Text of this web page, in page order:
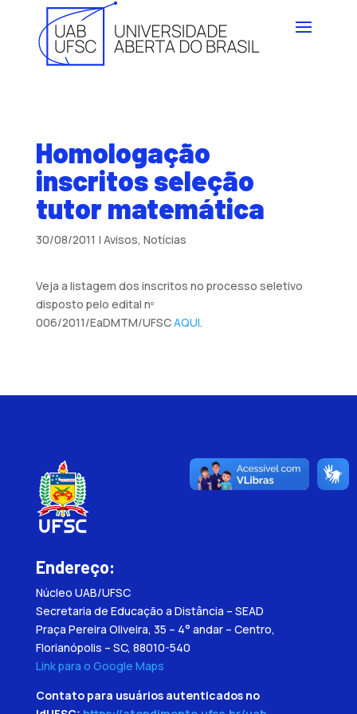
Homologação
inscritos seleção
tutor matemática
30/08/2011 | Avisos, Notícias
Veja a listagem dos inscritos no processo seletivo
disposto pelo edital nº
006/2011/EaDMTM/UFSCAQUI.
Endereço:
Núcleo UAB/UFSC
Secretaria de Educação a Distância – SEAD
Praça Pereira Oliveira, 35 – 4° andar – Centro,
Florianópolis – SC, 88010-540
Link para o Google Maps
Contato para usuários autenticados no